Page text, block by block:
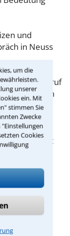
um die
unserer
ein. Mit
stimmen Sie
Zwecke
Cookies
und
in Neuss
einen Rückruf
wir Ihnen
das
können.
sind oft
des
Die
betragen